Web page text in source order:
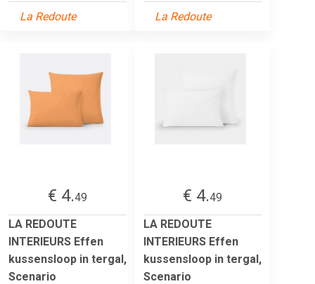
La Redoute
La Redoute
€ 4.49
LA REDOUTE
INTERIEURS Effen
kussensloop in tergal,
Scenario
€ 4.49
LA REDOUTE
INTERIEURS Effen
kussensloop in tergal,
Scenario